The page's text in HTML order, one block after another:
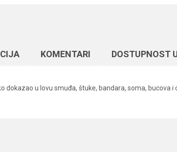
KOMENTARI DOSTUPNOST
u lovu smuđa, štuke, bandara, soma, bucova i